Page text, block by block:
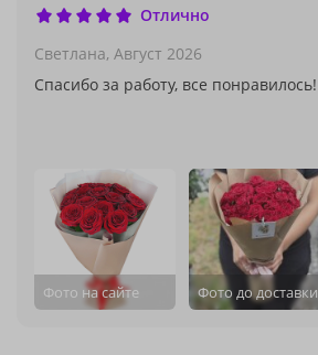
Отлично
Светлана, Август 2026
Спасибо за работу, все понравилось!
Фото на сайте Фото до доставки